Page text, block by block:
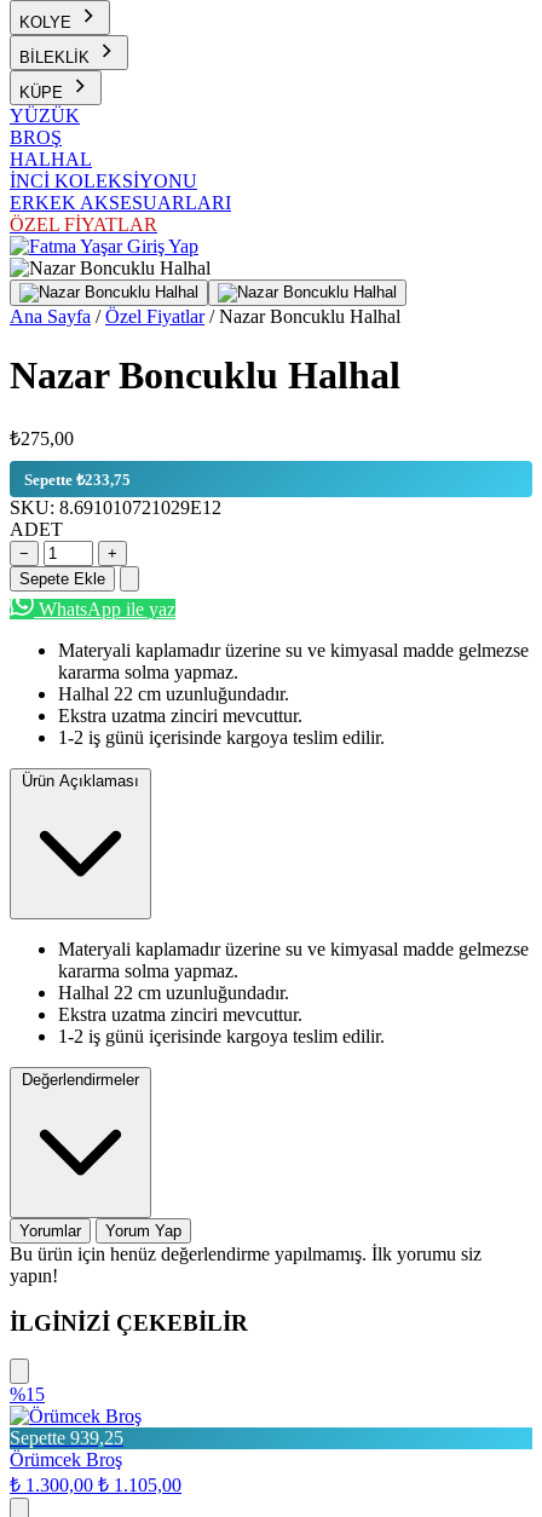
KOLYE
BİLEKLİK
KÜPE
YÜZÜK
BROŞ
HALHAL
İNCİ KOLEKSİYONU
ERKEK AKSESUARLARI
ÖZEL FİYATLAR
Giriş Yap
Ana Sayfa / Özel Fiyatlar / Nazar Boncuklu Halhal
Nazar Boncuklu Halhal
₺275,00
Sepette ₺233,75
SKU: 8.691010721029E12
ADET
−
+
Sepete Ekle
WhatsApp ile yaz
Materyali kaplamadır üzerine su ve kimyasal madde gelmezse
kararma solma yapmaz.
Halhal 22 cm uzunluğundadır.
Ekstra uzatma zinciri mevcuttur.
1-2 iş günü içerisinde kargoya teslim edilir.
Ürün Açıklaması
Materyali kaplamadır üzerine su ve kimyasal madde gelmezse
kararma solma yapmaz.
Halhal 22 cm uzunluğundadır.
Ekstra uzatma zinciri mevcuttur.
1-2 iş günü içerisinde kargoya teslim edilir.
Değerlendirmeler
Yorumlar Yorum Yap
Bu ürün için henüz değerlendirme yapılmamış. İlk yorumu siz
yapın!
İLGİNİZİ ÇEKEBİLİR
%15
Sepette 939,25
Örümcek Broş
₺ 1.300,00 ₺ 1.105,00